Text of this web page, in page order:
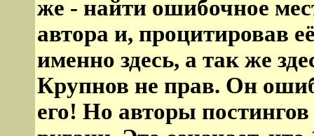
же - найти ошибочное
автора и, процитировав
именно здесь, а так же
Крупнов не прав. Он
его! Но авторы